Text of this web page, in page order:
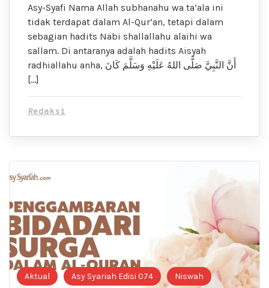
Asy-Syafi Nama Allah subhanahu wa ta’ala ini
tidak terdapat dalam Al-Qur’an, tetapi dalam
sebagian hadits Nabi shallallahu alaihi wa
sallam. Di antaranya adalah hadits Aisyah
radhiallahu anha, أَنَّ النَّبِيَّ صَلَّى اللهُ عَلَيْهِ وَسَلَّمَ كَانَ
[…]
Redaksi
Aktual Asy Syariah Edisi 074 Niswah